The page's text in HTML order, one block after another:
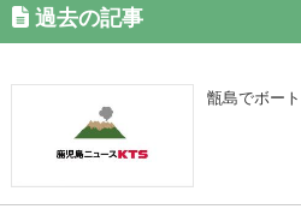
過去の記事
甑島でボー